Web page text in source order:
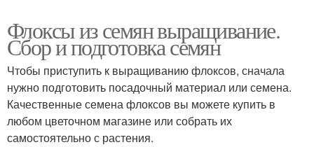
Флоксы из семян выращивание.
Сбор и подготовка семян
Чтобы приступить к выращиванию флоксов, сначала
нужно подготовить посадочный материал или семена.
Качественные семена флоксов вы можете купить в
любом цветочном магазине или собрать их
самостоятельно с растения.